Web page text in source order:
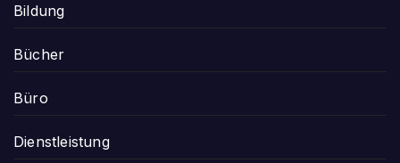
Bildung
Bücher
Büro
Dienstleistung